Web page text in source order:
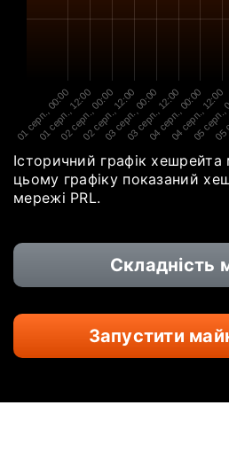
01 серп., 00:00
01 серп., 12:00
02 серп., 00:00
02 серп., 12:00
03 серп., 00:00
03 серп., 12:00
04 серп., 00:00
04 серп., 12:00
05
Історичний графік
цьому графіку показаний
мережі PRL.
Складність
Запустити